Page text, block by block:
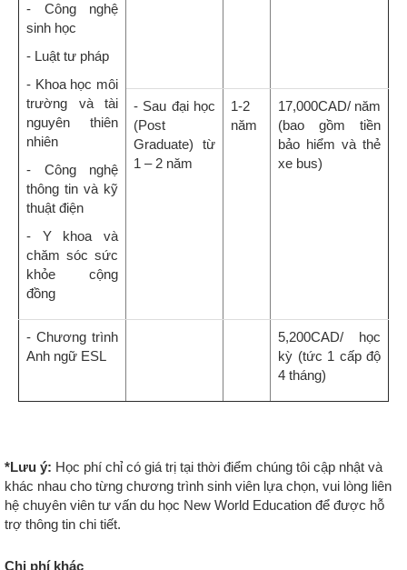
- Công nghệ
sinh học
- Luật tư pháp
- Khoa học môi
trường và tài
nguyên thiên
nhiên
- Công nghệ
thông tin và kỹ
thuật điện
- Y khoa và
chăm sóc sức
khỏe cộng
đồng
- Sau đại học
(Post
Graduate) từ
1 – 2 năm
1-2
năm
17,000CAD/ năm
(bao gồm tiền
bảo hiểm và thẻ
xe bus)
- Chương trình
Anh ngữ ESL
5,200CAD/ học
kỳ (tức 1 cấp độ
4 tháng)
*Lưu ý: Học phí chỉ có giá trị tại thời điểm chúng tôi cập nhật và
khác nhau cho từng chương trình sinh viên lựa chọn, vui lòng liên
hệ chuyên viên tư vấn du học New World Education để được hỗ
trợ thông tin chi tiết.
Chi phí khác